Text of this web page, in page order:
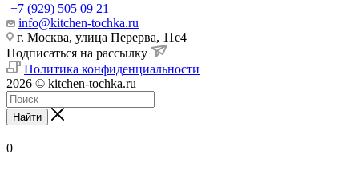
+7 (929) 505 09 21
info@kitchen-tochka.ru
г. Москва, улица Перерва, 11с4
Подписаться на рассылку
Политика конфиденциальности
2026 © kitchen-tochka.ru
Найти
0